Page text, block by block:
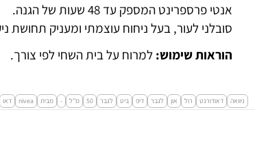
אנטי פרספרינט המספק עד 48 שעות של הגנה.
סובלני לעור, בעל ניחוח עוצמתי ומעניק תחושת
הוראות שימוש: למרוח על בית השחי לפי צורך.
ניוואה דאודורנט רול און לגבר דיפ ביט לגבר 50 מ''ל - מבית nivea דאו